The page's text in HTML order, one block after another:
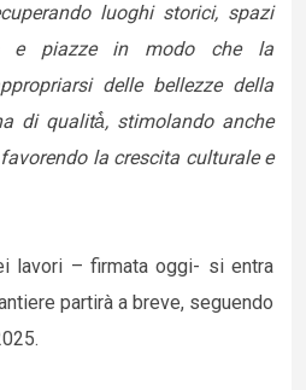
luoghi storici, spazi
e piazze in modo che la
delle bellezze della
di qualità̀, stimolando anche
la crescita culturale e
lavori – firmata oggi- si entra
partirà a breve, seguendo